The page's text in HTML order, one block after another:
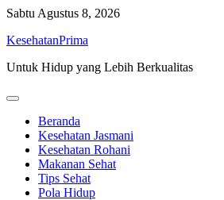
Skip
content
Sabtu Agustus 8, 2026
KesehatanPrima
Untuk Hidup yang Lebih Berkualitas
Beranda
Kesehatan Jasmani
Kesehatan Rohani
Makanan Sehat
Tips Sehat
Pola Hidup